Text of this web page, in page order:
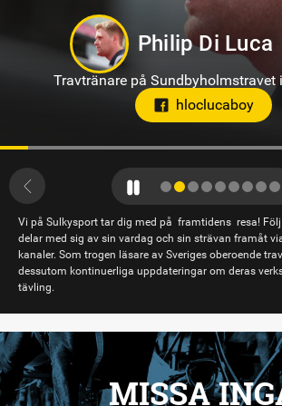
Philip Di Luca
Travtränare på Sundbyholmstravet
hloclucaboy
Vi på Sulkysport tar dig med på framtidens resa!
delar med sig av sin vardag och sin strävan framåt
kanaler. Som trogen läsare av Sveriges oberoende
dessutom kontinuerliga uppdateringar om deras
tävling.
MISSA